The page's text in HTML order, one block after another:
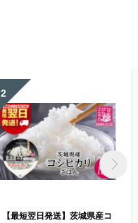
2
【最短翌日発送】茨城県産コ